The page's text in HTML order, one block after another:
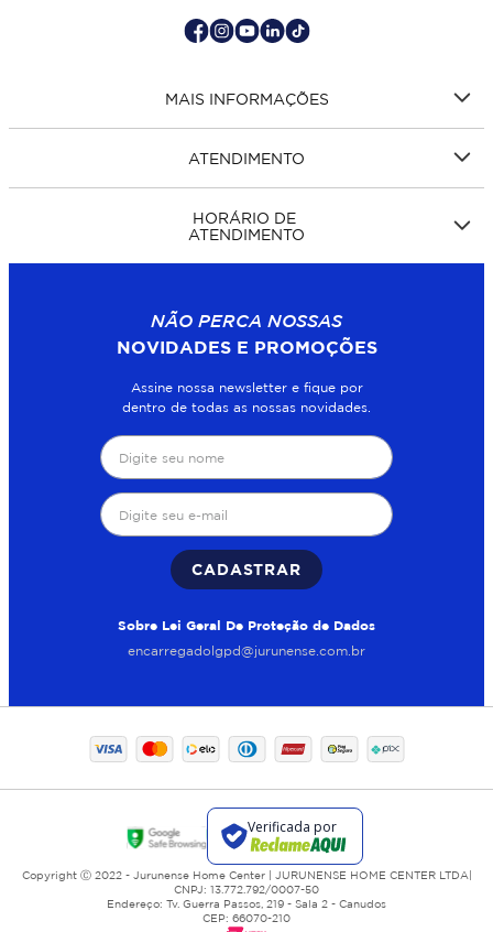
MAIS INFORMAÇÕES
ATENDIMENTO
HORÁRIO DE
ATENDIMENTO
NÃO PERCA NOSSAS
NOVIDADES E PROMOÇÕES
Assine nossa newsletter e fique por
dentro de todas as nossas novidades.
CADASTRAR
Sobre Lei Geral De Proteção de Dados
encarregadolgpd@jurunense.com.br
Copyright Ⓒ 2022 - Jurunense Home Center | JURUNENSE HOME CENTER LTDA|
CNPJ: 13.772.792/0007-50
Endereço: Tv. Guerra Passos, 219 - Sala 2 - Canudos
CEP: 66070-210